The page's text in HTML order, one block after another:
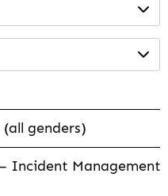
genders)
Incident Management